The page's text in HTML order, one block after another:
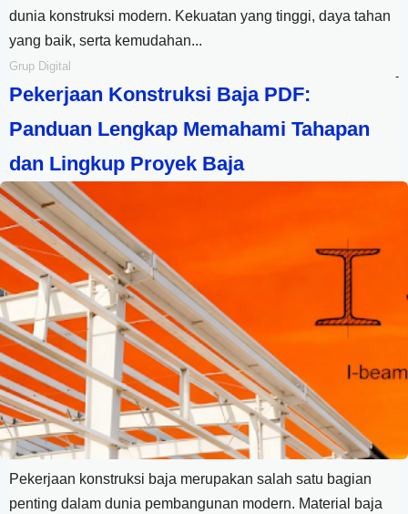
dunia konstruksi modern. Kekuatan yang tinggi, daya tahan
yang baik, serta kemudahan...
Grup Digital
-
Pekerjaan Konstruksi Baja PDF:
Panduan Lengkap Memahami Tahapan
dan Lingkup Proyek Baja
Pekerjaan konstruksi baja merupakan salah satu bagian
penting dalam dunia pembangunan modern. Material baja